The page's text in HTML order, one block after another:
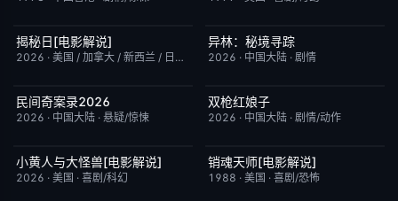
已完结
揭秘日[电影解说]
2026 · 美国 / 加拿大 / 新西兰 / 日本 剧情/科幻
今日更新
异林：秘境寻踪
2026 · 中国大陆 · 剧情
更新至下集
民间奇案录2026
2026 · 中国大陆 · 悬疑/惊悚
今日更新
双枪红娘子
2026 · 中国大陆 · 剧情/动作
已完结
小黄人与大怪兽[电影解说]
2026 · 美国 · 喜剧/科幻
已完结
销魂天师[电影解说]
1988 · 美国 · 喜剧/恐怖